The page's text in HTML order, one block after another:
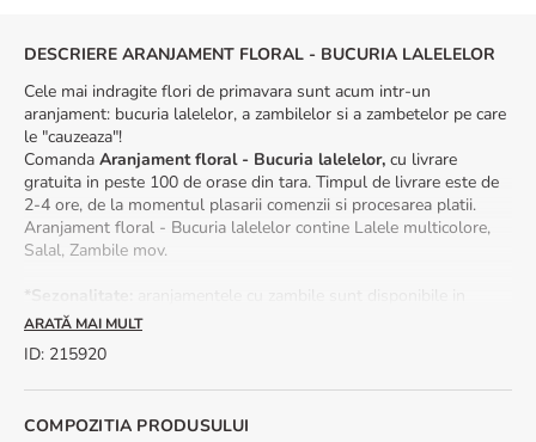
DESCRIERE ARANJAMENT FLORAL - BUCURIA LALELELOR
Cele mai indragite flori de primavara sunt acum intr-un
aranjament: bucuria lalelelor, a zambilelor si a zambetelor pe care
le "cauzeaza"!
Comanda Aranjament floral - Bucuria lalelelor, cu livrare
gratuita in peste 100 de orase din tara. Timpul de livrare este de
2-4 ore, de la momentul plasarii comenzii si procesarea platii.
Aranjament floral - Bucuria lalelelor contine Lalele multicolore,
Salal, Zambile mov.
*Sezonalitate:
aranjamentele cu zambile sunt disponibile in
perioada februarie-martie.
stoc.
💧 Hidrateaza buretele in care sunt fixate florile pentru a le
ARATĂ MAI MULT
ID: 215920
COMPOZITIA PRODUSULUI